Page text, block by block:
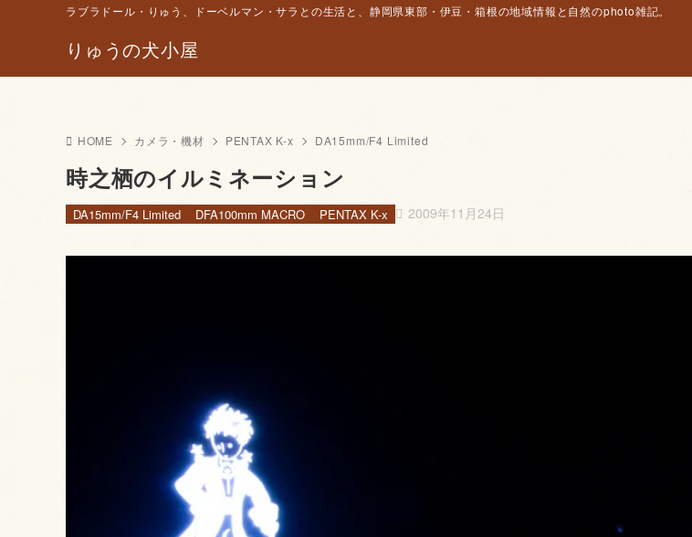
りゅうの犬小屋
ラブラドール・りゅう、ドーベルマン・サラとの生活と、静岡県東部・伊豆・箱根の地域情報と自然のphoto雑記。
HOME カメラ・機材 PENTAX K-x DA15mm/F4 Limited
時之栖のイルミネーション
2009年11月24日
DA15mm/F4 Limited DFA100mm MACRO PENTAX K-x